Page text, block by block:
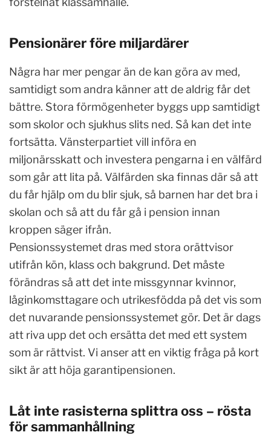
Pensionärer före miljardärer
Några har mer pengar än de kan göra av med,
samtidigt som andra känner att de aldrig får det
bättre. Stora förmögenheter byggs upp samtidigt
som skolor och sjukhus slits ned. Så kan det inte
fortsätta. Vänsterpartiet vill införa en
miljonärsskatt och investera pengarna i en välfärd
som går att lita på. Välfärden ska finnas där så att
du får hjälp om du blir sjuk, så barnen har det bra i
skolan och så att du får gå i pension innan
kroppen säger ifrån.
Pensionssystemet dras med stora orättvisor
utifrån kön, klass och bakgrund. Det måste
förändras så att det inte missgynnar kvinnor,
låginkomsttagare och utrikesfödda på det vis som
det nuvarande pensionssystemet gör. Det är dags
att riva upp det och ersätta det med ett system
som är rättvist. Vi anser att en viktig fråga på kort
sikt är att höja garantipensionen.
Låt inte rasisterna splittra oss – rösta
för sammanhållning